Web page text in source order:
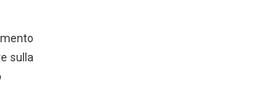
sulla